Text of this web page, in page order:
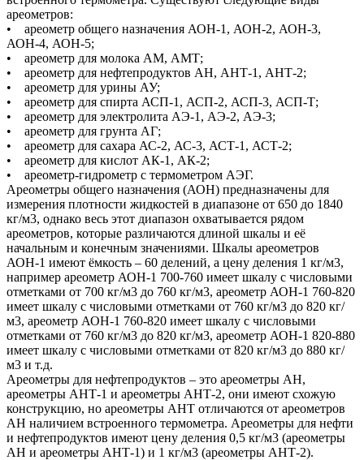
ареометров:
• ареометр общего назначения АОН-1, АОН-2, АОН-3,
АОН-4, АОН-5;
• ареометр для молока АМ, АМТ;
• ареометр для нефтепродуктов АН, АНТ-1, АНТ-2;
• ареометр для урины АУ;
• ареометр для спирта АСП-1, АСП-2, АСП-3, АСП-Т;
• ареометр для электролита АЭ-1, АЭ-2, АЭ-3;
• ареометр для грунта АГ;
• ареометр для сахара АС-2, АС-3, АСТ-1, АСТ-2;
• ареометр для кислот АК-1, АК-2;
• ареометр-гидрометр с термометром АЭГ.
Ареометры общего назначения (АОН) предназначены для
измерения плотности жидкостей в диапазоне от 650 до 1840
кг/м3, однако весь этот диапазон охватывается рядом
ареометров, которые различаются длиной шкалы и её
начальным и конечным значениями. Шкалы ареометров
АОН-1 имеют ёмкость – 60 делений, а цену деления 1 кг/м3,
например ареометр АОН-1 700-760 имеет шкалу с числовыми
отметками от 700 кг/м3 до 760 кг/м3, ареометр АОН-1 760-820
имеет шкалу с числовыми отметками от 760 кг/м3 до 820 кг/
м3, ареометр АОН-1 760-820 имеет шкалу с числовыми
отметками от 760 кг/м3 до 820 кг/м3, ареометр АОН-1 820-880
имеет шкалу с числовыми отметками от 820 кг/м3 до 880 кг/
м3 и т.д.
Ареометры для нефтепродуктов – это ареометры АН,
ареометры АНТ-1 и ареометры АНТ-2, они имеют схожую
конструкцию, но ареометры АНТ отличаются от ареометров
АН наличием встроенного термометра. Ареометры для нефти
и нефтепродуктов имеют цену деления 0,5 кг/м3 (ареометры
АН и ареометры АНТ-1) и 1 кг/м3 (ареометры АНТ-2).